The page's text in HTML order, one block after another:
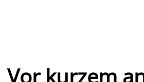
Vor kurzem